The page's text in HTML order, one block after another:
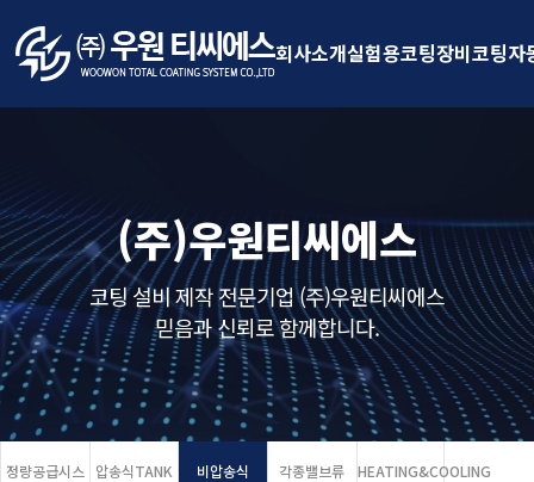
회사소개실험용코팅장비코팅자
(주)우원티씨에스
코팅 설비 제작 전문기업 (주)우원티씨에스
믿음과 신뢰로 함께합니다.
정량공급시스 압송식TANK 비압송식 각종밸브류 HEATING&COOLING